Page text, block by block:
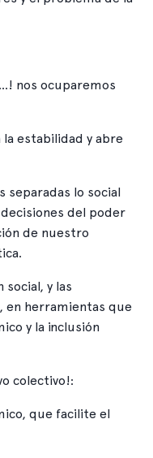
nos ocuparemos
la estabilidad y abre
separadas lo social
del poder
de nuestro
y las
en herramientas que
y la inclusión
colectivo!:
que facilite el